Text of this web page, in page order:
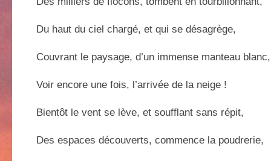
Du haut du ciel chargé, et qui se désagrège,
Couvrant le paysage, d’un immense manteau blanc,
Voir encore une fois, l’arrivée de la neige !
Bientôt le vent se lève, et soufflant sans répit,
Des espaces découverts, commence la poudrerie,